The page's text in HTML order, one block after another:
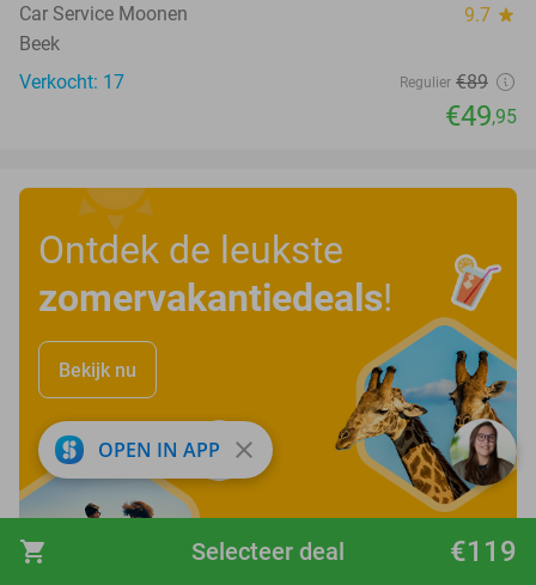
shopping_cart €119
Selecteer deal
Car Service Moonen 9.7 star
Beek
Verkocht: 17
Regulier €89
€49,95
Ontdek de leukste
zomervakantiedeals!
Bekijk nu
OPEN IN APP close